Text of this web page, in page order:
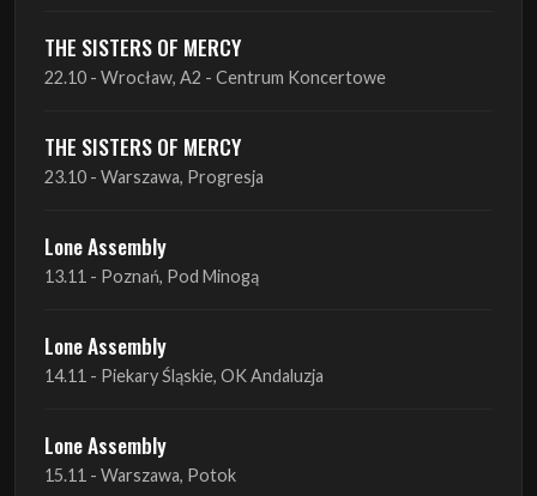
THE SISTERS OF MERCY
22.10 - Wrocław, A2 - Centrum Koncertowe
THE SISTERS OF MERCY
23.10 - Warszawa, Progresja
Lone Assembly
13.11 - Poznań, Pod Minogą
Lone Assembly
14.11 - Piekary Śląskie, OK Andaluzja
Lone Assembly
15.11 - Warszawa, Potok